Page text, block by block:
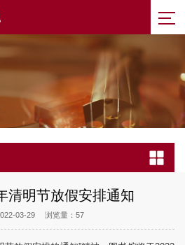
清明节放假安排通知
03-29 浏览量： 57